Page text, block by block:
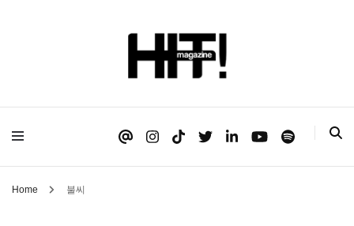
HIT!Magazine
Home 불씨